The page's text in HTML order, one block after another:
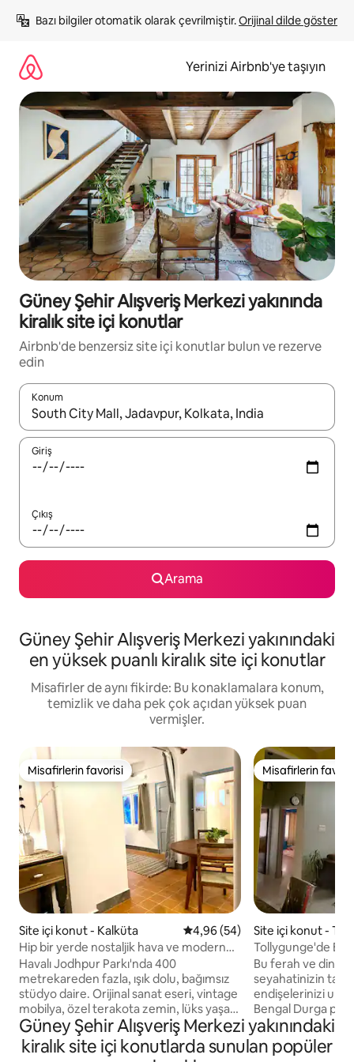
atla
Bazı bilgiler otomatik olarak çevrilmiştir. Orijinal dilde göster
Yerinizi Airbnb'ye taşıyın
Güney Şehir Alışveriş Merkezi yakınında
kiralık site içi konutlar
Airbnb'de benzersiz site içi konutlar bulun ve rezerve
edin
Konum
Sonuçlar kullanılabilir olduğunda yukarı ve aşağı oklarıyla
Giriş
Çıkış
Arama
Güney Şehir Alışveriş Merkezi yakınındaki
en yüksek puanlı kiralık site içi konutlar
Misafirler de aynı fikirde: Bu konaklamalara konum,
temizlik ve daha pek çok açıdan yüksek puan
vermişler.
Misafirlerin favorisi
Misafirlerin favorisi
Site içi konut - Kalküta 5 üzerinden ortalama 4,96
4,96 (54)
Hip bir yerde nostaljik hava ve modern
konfor
Havalı Jodhpur Parkı'nda 400
metrekareden fazla, ışık dolu, bağımsız
stüdyo daire. Orijinal sanat eseri, vintage
mobilya, özel terakota zemin, lüks yaşam
için ince keten. Kolaylık için tüm modern
cihazlar ve armatürler. Temizlik, uzun
süreli konaklama indirimleri. Rabindra
Misafirlerin
Misafirlerin
Site içi konut -
Tollygunge'de Ev
Odalı Daire
Bu ferah ve
seyahatinizin
endişelerinizi
Bengal Durga
kültürel bir semt
olduğu kadar
yaşanabilecek uygun bir
Güney Şehir Alışveriş Merkezi yakınındaki
kiralık site içi konutlarda sunulan popüler